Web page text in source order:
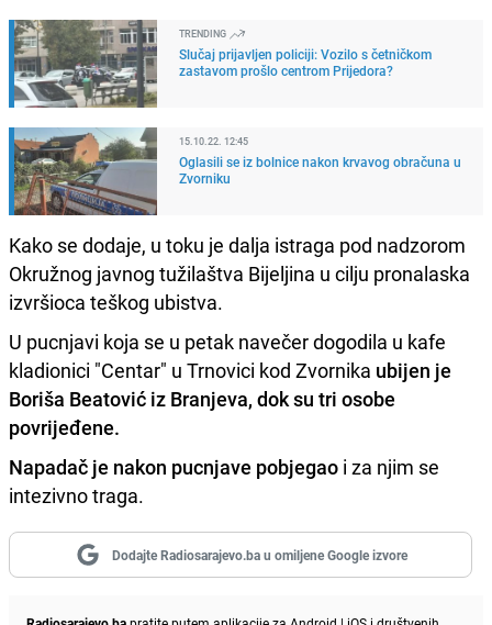
TRENDING
Slučaj prijavljen policiji: Vozilo s četničkom
zastavom prošlo centrom Prijedora?
15.10.22. 12:45
Oglasili se iz bolnice nakon krvavog obračuna u
Zvorniku
Kako se dodaje, u toku je dalja istraga pod nadzorom
Okružnog javnog tužilaštva Bijeljina u cilju pronalaska
izvršioca teškog ubistva.
U pucnjavi koja se u petak navečer dogodila u kafe
kladionici "Centar" u Trnovici kod Zvornika ubijen je
Boriša Beatović iz Branjeva, dok su tri osobe
povrijeđene.
Napadač je nakon pucnjave pobjegao i za njim se
intezivno traga.
Dodajte Radiosarajevo.ba u omiljene Google izvore